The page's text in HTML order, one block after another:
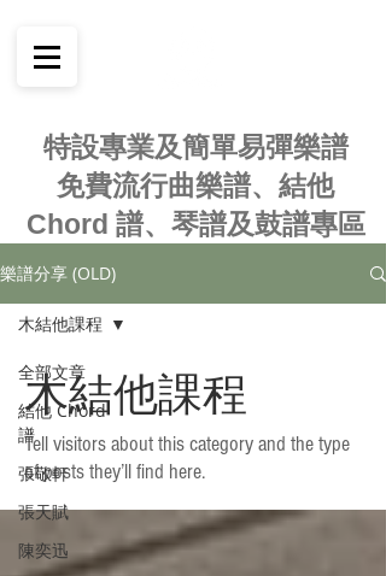
特設專業及簡單易彈樂譜
免費流行曲樂譜、結他
Chord 譜、琴譜及鼓譜專區
樂譜分享 (OLD)
全部文章
結他 Chord
譜
張敬軒
張天賦
陳奕迅
木結他課程
木結他課程
Tell visitors about this category and the type
of posts they’ll find here.